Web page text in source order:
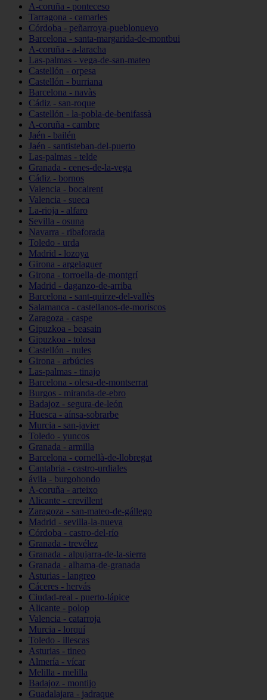
A-coruña - ponteceso
Tarragona - camarles
Córdoba - peñarroya-pueblonuevo
Barcelona - santa-margarida-de-montbui
A-coruña - a-laracha
Las-palmas - vega-de-san-mateo
Castellón - orpesa
Castellón - burriana
Barcelona - navàs
Cádiz - san-roque
Castellón - la-pobla-de-benifassà
A-coruña - cambre
Jaén - bailén
Jaén - santisteban-del-puerto
Las-palmas - telde
Granada - cenes-de-la-vega
Cádiz - bornos
Valencia - bocairent
Valencia - sueca
La-rioja - alfaro
Sevilla - osuna
Navarra - ribaforada
Toledo - urda
Madrid - lozoya
Girona - argelaguer
Girona - torroella-de-montgrí
Madrid - daganzo-de-arriba
Barcelona - sant-quirze-del-vallès
Salamanca - castellanos-de-moriscos
Zaragoza - caspe
Gipuzkoa - beasain
Gipuzkoa - tolosa
Castellón - nules
Girona - arbúcies
Las-palmas - tinajo
Barcelona - olesa-de-montserrat
Burgos - miranda-de-ebro
Badajoz - segura-de-león
Huesca - aínsa-sobrarbe
Murcia - san-javier
Toledo - yuncos
Granada - armilla
Barcelona - cornellà-de-llobregat
Cantabria - castro-urdiales
ávila - burgohondo
A-coruña - arteixo
Alicante - crevillent
Zaragoza - san-mateo-de-gállego
Madrid - sevilla-la-nueva
Córdoba - castro-del-río
Granada - trevélez
Granada - alpujarra-de-la-sierra
Granada - alhama-de-granada
Asturias - langreo
Cáceres - hervás
Ciudad-real - puerto-lápice
Alicante - polop
Valencia - catarroja
Murcia - lorquí
Toledo - illescas
Asturias - tineo
Almería - vícar
Melilla - melilla
Badajoz - montijo
Guadalajara - jadraque